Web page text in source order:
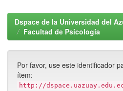
Dspace de la Universidad del
Facultad de Psicología
Por favor, use este identificador
ítem:
http://